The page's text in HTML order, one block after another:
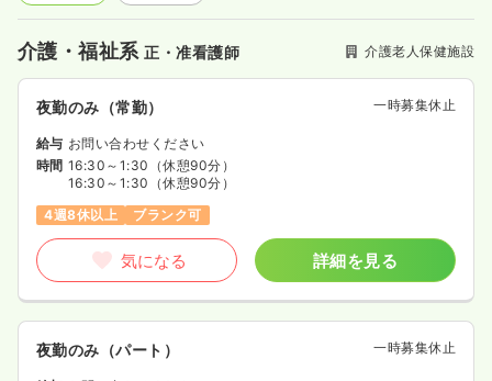
介護・福祉系正・准看護師 介護老人保健施設
夜勤のみ（常勤） 一時募集休止
給与 お問い合わせください
時間 16:30～1:30 （休憩90分）
16:30～1:30 （休憩90分）
4週8休以上
ブランク可
気になる 詳細を見る
夜勤のみ（パート） 一時募集休止